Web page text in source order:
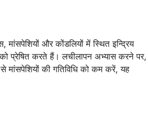
मांसपेशियों और कोंडलियों में स्थित इन्द्रिय
प्रेषित करते हैं। लचीलापन अभ्यास करने पर,
की गतिविधि को कम करें, यह